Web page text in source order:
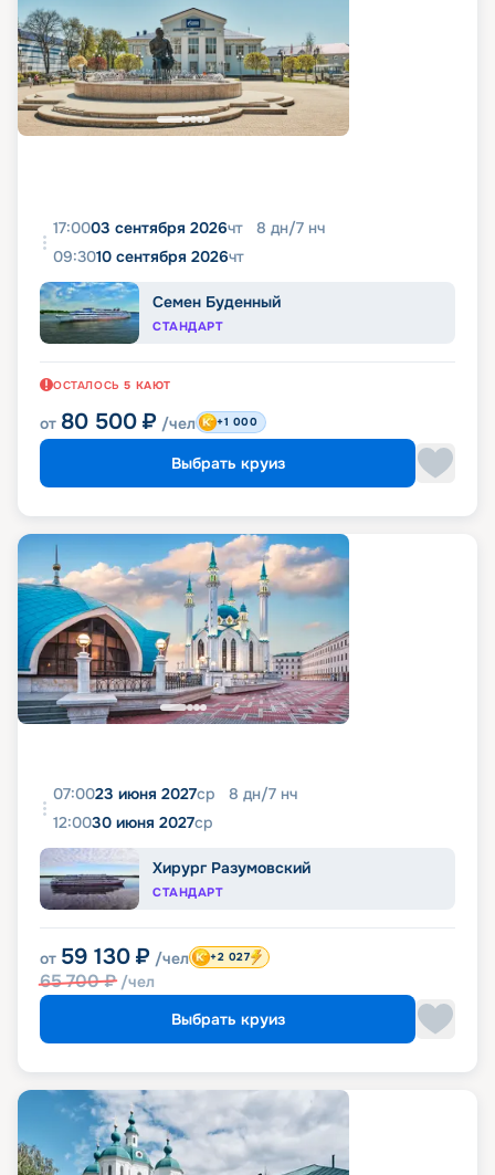
17:0003 сентября 2026чт 8 дн/7 нч
09:3010 сентября 2026чт
Семен Буденный
СТАНДАРТ
ОСТАЛОСЬ 5 КАЮТ
от 80 500 ₽ /чел +1 000
Выбрать круиз
07:0023 июня 2027ср 8 дн/7 нч
12:0030 июня 2027ср
Хирург Разумовский
СТАНДАРТ
от 59 130 ₽ /чел
65 700₽ /чел
+2 027
Выбрать круиз